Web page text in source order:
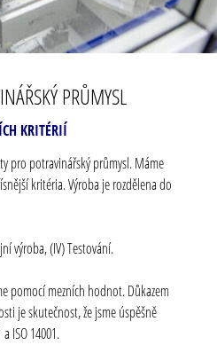
PRŮMYSL
KRITÉRIÍ
pro potravinářský průmysl. Máme
kritéria. Výroba je rozdělena do
výroba, (IV) Testování.
pomocí mezních hodnot. Důkazem
je skutečnost, že jsme úspěšně
ISO 14001.